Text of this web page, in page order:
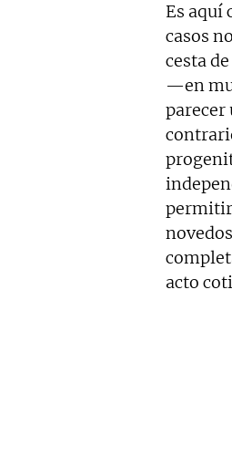
Es aquí
casos
cesta
—en
parecer
acto